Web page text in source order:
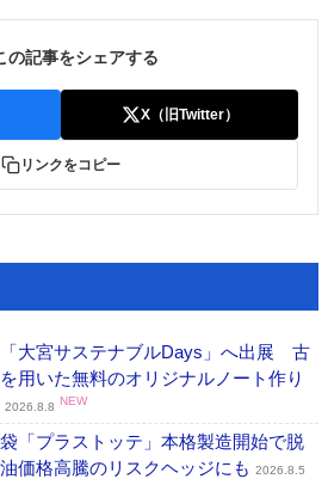
の記事をシェアする
X（旧Twitter）
リンクをコピー
大宮サステナブルDays」へ出展 古
用いた無料のオリジナルノート作り
2026.8.8 NEW
「プラストッテ」本格製造開始で脱
価格高騰のリスクヘッジにも 2026.8.5